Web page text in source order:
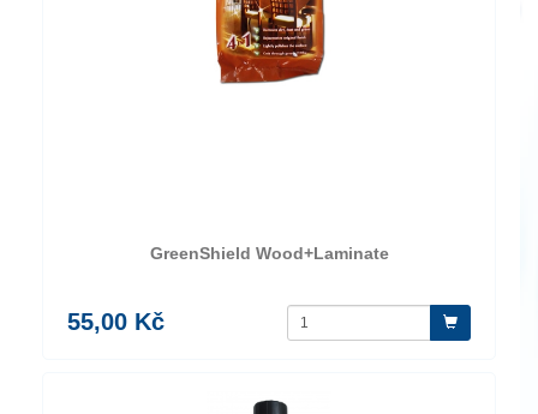
GreenShield Wood+Laminate
55,00 Kč